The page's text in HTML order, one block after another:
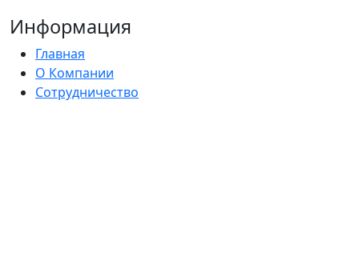
Информация
Главная
О Компании
Сотрудничество